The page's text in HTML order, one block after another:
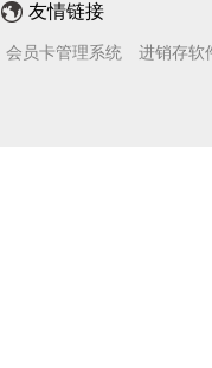
友情链接
会员卡管理系统 进销存软